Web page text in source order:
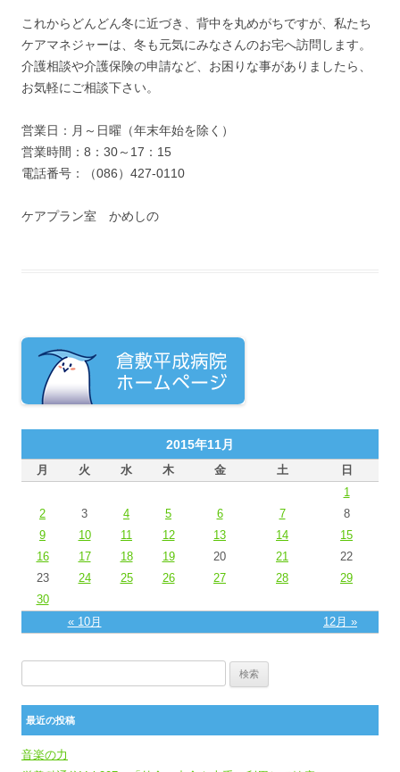
これからどんどん冬に近づき、背中を丸めがちですが、私たち
ケアマネジャーは、冬も元気にみなさんのお宅へ訪問します。
介護相談や介護保険の申請など、お困りな事がありましたら、
お気軽にご相談下さい。
営業日：月～日曜（年末年始を除く）
営業時間：8：30～17：15
電話番号：（086）427-0110
ケアプラン室 かめしの
2015年11月
月 火 水 木 金 土 日
« 10月 12月 »
1
2
3 4 5 6 7
8
9
10 11 12 13 14
15
16
17 18 19 20 21
22
23
24 25 26 27 28
29
30
最近の投稿
音楽の力